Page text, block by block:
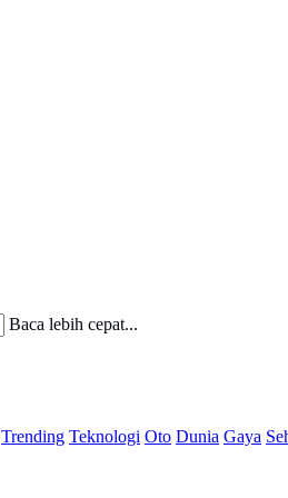
Baca lebih cepat...
Trending Teknologi Oto Dunia Gaya